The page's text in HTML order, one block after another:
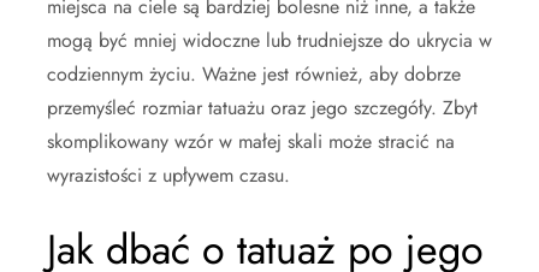
miejsca na ciele są bardziej bolesne niż inne, a także
mogą być mniej widoczne lub trudniejsze do ukrycia w
codziennym życiu. Ważne jest również, aby dobrze
przemyśleć rozmiar tatuażu oraz jego szczegóły. Zbyt
skomplikowany wzór w małej skali może stracić na
wyrazistości z upływem czasu.
Jak dbać o tatuaż po jego